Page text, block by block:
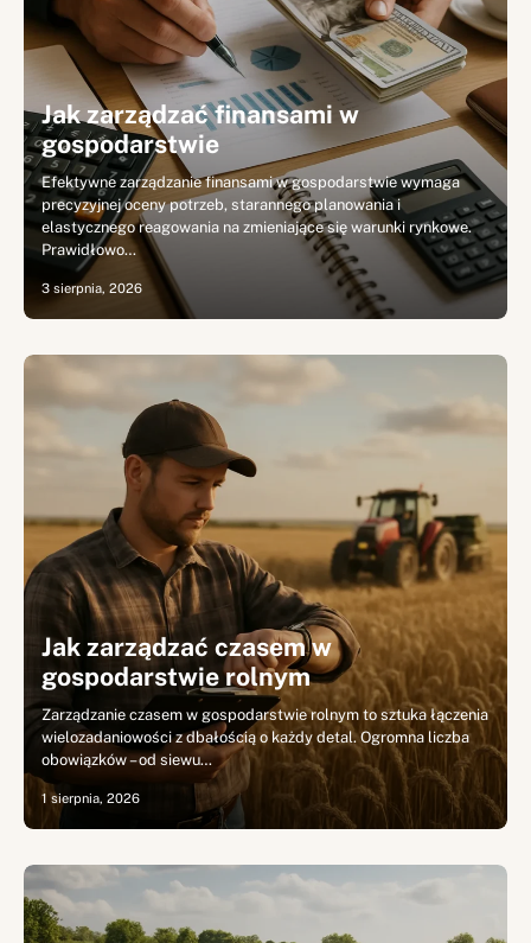
Jak zarządzać finansami w
gospodarstwie
Efektywne zarządzanie finansami w gospodarstwie wymaga
precyzyjnej oceny potrzeb, starannego planowania i
elastycznego reagowania na zmieniające się warunki rynkowe.
Prawidłowo…
3 sierpnia, 2026
Jak zarządzać czasem w
gospodarstwie rolnym
Zarządzanie czasem w gospodarstwie rolnym to sztuka łączenia
wielozadaniowości z dbałością o każdy detal. Ogromna liczba
obowiązków – od siewu…
1 sierpnia, 2026